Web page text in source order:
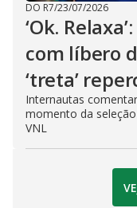
DO R7/23/07/2026
‘Ok.
com líbero
‘treta’
Internautas
momento da
VNL